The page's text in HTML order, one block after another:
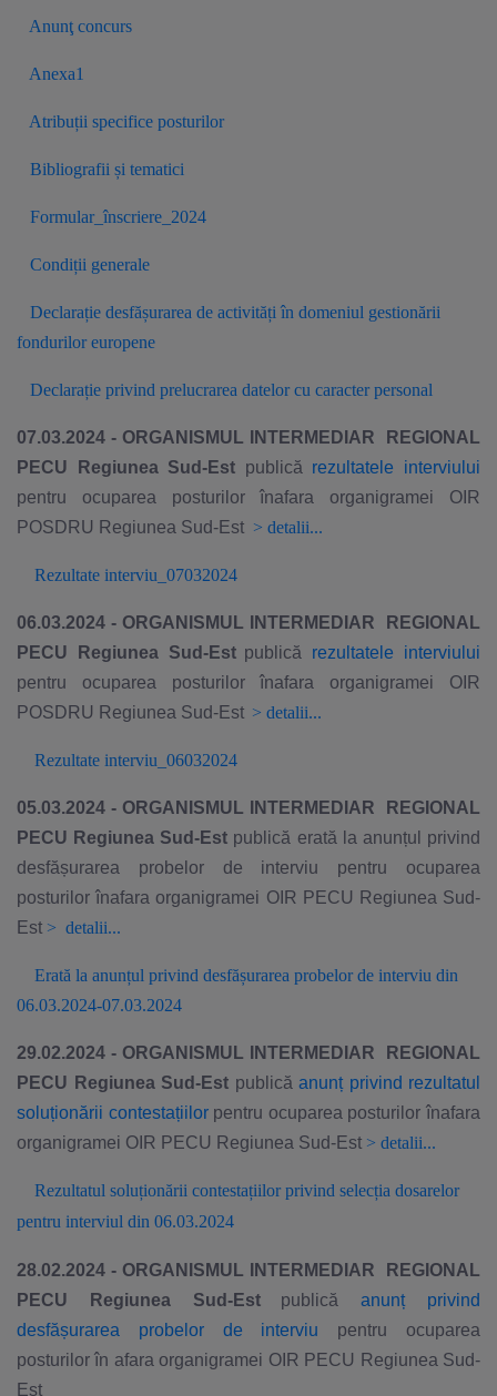
Anunţ concurs
Anexa1
Atribuții specifice posturilor
Bibliografii și tematici
Formular_înscriere_2024
Condiții generale
Declarație desfășurarea de activități în domeniul gestionării
fondurilor europene
Declarație privind prelucrarea datelor cu caracter personal
07.03.2024 - ORGANISMUL INTERMEDIAR REGIONAL
PECU Regiunea Sud-Est publică rezultatele interviului
pentru ocuparea posturilor înafara organigramei OIR
POSDRU Regiunea Sud-Est > detalii...
Rezultate interviu_07032024
06.03.2024 - ORGANISMUL INTERMEDIAR REGIONAL
PECU Regiunea Sud-Est publică
rezultatele interviului
pentru ocuparea posturilor înafara organigramei OIR
POSDRU Regiunea Sud-Est > detalii...
Rezultate interviu_06032024
05.03.2024 - ORGANISMUL INTERMEDIAR REGIONAL
PECU Regiunea Sud-Est publică erată
la anunțul privind
desfășurarea probelor de interviu pentru ocuparea
posturilor înafara organigramei OIR PECU Regiunea Sud-
Est > detalii...
Erată la anunțul privind desfășurarea probelor de interviu din
06.03.2024-07.03.2024
29.02.2024 - ORGANISMUL INTERMEDIAR REGIONAL
PECU Regiunea Sud-Est publică anunț privind rezultatul
soluționării contestațiilor pentru ocuparea posturilor înafara
organigramei OIR PECU Regiunea Sud-Est > detalii...
Rezultatul soluționării contestațiilor privind selecția dosarelor
pentru interviul din 06.03.2024
28.02.2024 - ORGANISMUL INTERMEDIAR REGIONAL
PECU Regiunea Sud-Est
publicăanunț privind
desfășurarea probelor de interviu
pentru ocuparea
posturilor în afara organigramei OIR PECU Regiunea Sud-
Est